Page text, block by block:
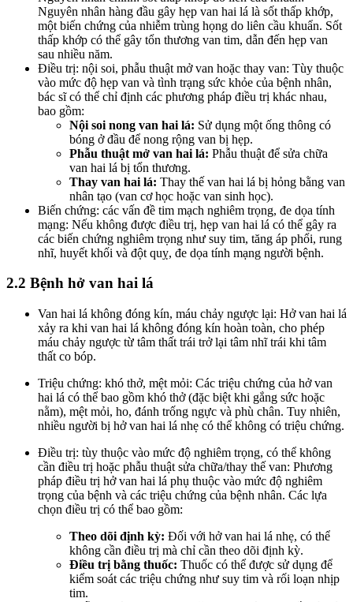
Nguyên nhân hàng đầu gây hẹp van hai lá là sốt thấp khớp,
một biến chứng của nhiễm trùng họng do liên cầu khuẩn. Sốt
thấp khớp có thể gây tổn thương van tim, dẫn đến hẹp van
sau nhiều năm.
Điều trị: nội soi, phẫu thuật mở van hoặc thay van: Tùy thuộc
vào mức độ hẹp van và tình trạng sức khỏe của bệnh nhân,
bác sĩ có thể chỉ định các phương pháp điều trị khác nhau,
bao gồm:
Nội soi nong van hai lá: Sử dụng một ống thông có
bóng ở đầu để nong rộng van bị hẹp.
Phẫu thuật mở van hai lá: Phẫu thuật để sửa chữa
van hai lá bị tổn thương.
Thay van hai lá: Thay thế van hai lá bị hỏng bằng van
nhân tạo (van cơ học hoặc van sinh học).
Biến chứng: các vấn đề tim mạch nghiêm trọng, đe dọa tính
mạng: Nếu không được điều trị, hẹp van hai lá có thể gây ra
các biến chứng nghiêm trọng như suy tim, tăng áp phổi, rung
nhĩ, huyết khối và đột quỵ, đe dọa tính mạng người bệnh.
2.2 Bệnh hở van hai lá
Van hai lá không đóng kín, máu chảy ngược lại: Hở van hai lá
xảy ra khi van hai lá không đóng kín hoàn toàn, cho phép
máu chảy ngược từ tâm thất trái trở lại tâm nhĩ trái khi tâm
thất co bóp.
Triệu chứng: khó thở, mệt mỏi: Các triệu chứng của hở van
hai lá có thể bao gồm khó thở (đặc biệt khi gắng sức hoặc
nằm), mệt mỏi, ho, đánh trống ngực và phù chân. Tuy nhiên,
nhiều người bị hở van hai lá nhẹ có thể không có triệu chứng.
Điều trị: tùy thuộc vào mức độ nghiêm trọng, có thể không
cần điều trị hoặc phẫu thuật sửa chữa/thay thế van: Phương
pháp điều trị hở van hai lá phụ thuộc vào mức độ nghiêm
trọng của bệnh và các triệu chứng của bệnh nhân. Các lựa
chọn điều trị có thể bao gồm:
Theo dõi định kỳ: Đối với hở van hai lá nhẹ, có thể
không cần điều trị mà chỉ cần theo dõi định kỳ.
Điều trị bằng thuốc: Thuốc có thể được sử dụng để
kiểm soát các triệu chứng như suy tim và rối loạn nhịp
tim.